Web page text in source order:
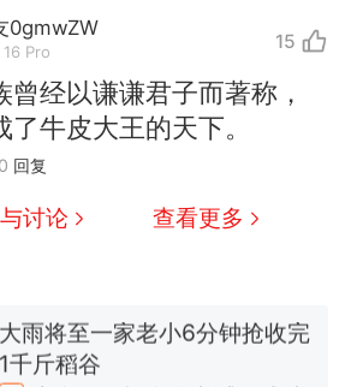
0gmwZW
Pro 15
曾经以谦谦君子而著称，
了牛皮大王的天下。
回复
讨论 查看更多
新
全球唯一没有法定首都的国
家，刚改国名，总统就邀请中
大使骑行绕了几乎整个国境
一圈，还曾两次到中国寻根
万的小车卖不动，40万以上
抢着买
频丨只要一枚命中就能让航
母瘫痪 轰-6J实力有多强？
调24小时开着反而更省电？
热 十多万人报名的考试，成绩
全部作废，公平么？